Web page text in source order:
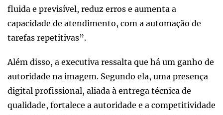
fluida e previsível, reduz erros e aumenta a
capacidade de atendimento, com a automação de
tarefas repetitivas”.
Além disso, a executiva ressalta que há um ganho de
autoridade na imagem. Segundo ela, uma presença
digital profissional, aliada à entrega técnica de
qualidade, fortalece a autoridade e a competitividade